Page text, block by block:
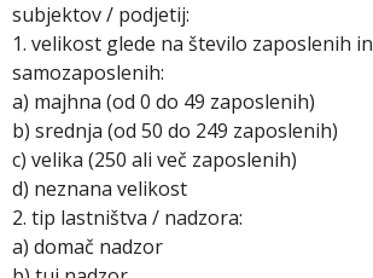
subjektov / podjetij:
1. velikost glede na število zaposlenih in
samozaposlenih:
a) majhna (od 0 do 49 zaposlenih)
b) srednja (od 50 do 249 zaposlenih)
c) velika (250 ali več zaposlenih)
d) neznana velikost
2. tip lastništva / nadzora:
a) domač nadzor